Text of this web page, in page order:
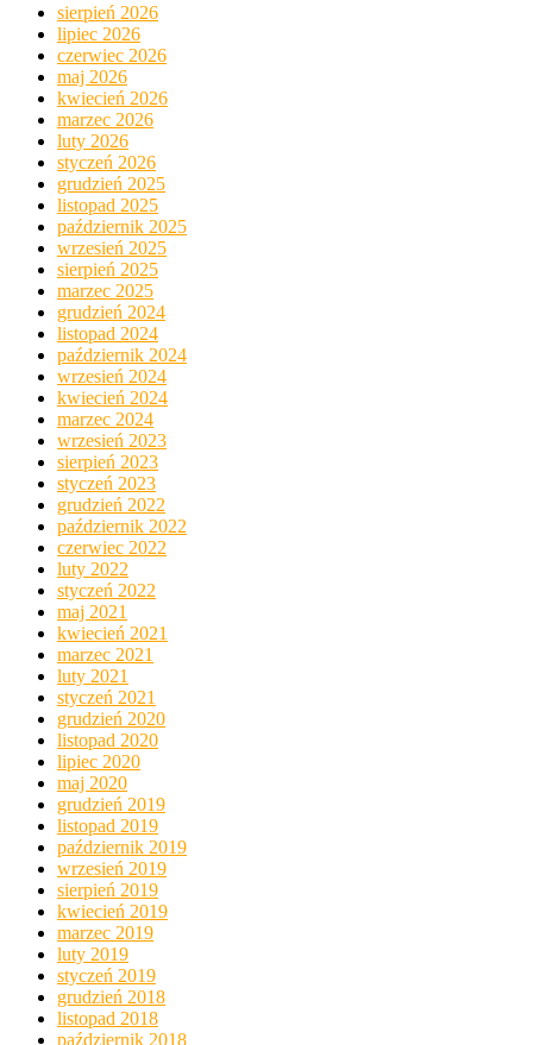
sierpień 2026
lipiec 2026
czerwiec 2026
maj 2026
kwiecień 2026
marzec 2026
luty 2026
styczeń 2026
grudzień 2025
listopad 2025
październik 2025
wrzesień 2025
sierpień 2025
marzec 2025
grudzień 2024
listopad 2024
październik 2024
wrzesień 2024
kwiecień 2024
marzec 2024
wrzesień 2023
sierpień 2023
styczeń 2023
grudzień 2022
październik 2022
czerwiec 2022
luty 2022
styczeń 2022
maj 2021
kwiecień 2021
marzec 2021
luty 2021
styczeń 2021
grudzień 2020
listopad 2020
lipiec 2020
maj 2020
grudzień 2019
listopad 2019
październik 2019
wrzesień 2019
sierpień 2019
kwiecień 2019
marzec 2019
luty 2019
styczeń 2019
grudzień 2018
listopad 2018
październik 2018